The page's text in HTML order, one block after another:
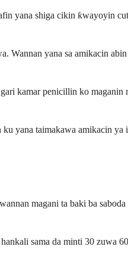
yana shiga cikin ƙwayoyin
Wannan yana sa amikacin
kamar penicillin ko
yana taimakawa amikacin ya
magani ta baki ba
sama da minti 30 zuwa